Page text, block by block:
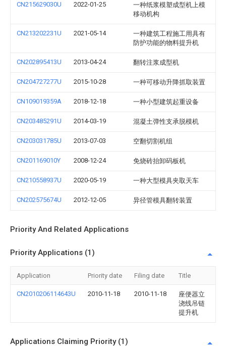
CN215629030U 2022-01-25
一种纸浆模塑成型机上模
移动机构
CN213202231U 2021-05-14
一种建筑工程施工用具有
防护功能的物料提升机
CN202895413U 2013-04-24 翻转注浆成型机
CN204727277U 2015-10-28 一种可移动升降抓取装置
CN109019359A 2018-12-18 一种小型建筑起重设备
CN203485291U 2014-03-19 混凝土弹性支承脱模机
CN203031785U 2013-07-03 空翻切割机组
CN201169010Y 2008-12-24 免烧砖抬卸码板机
CN210558937U 2020-05-19 一种大型模具夹取天车
CN202575674U 2012-12-05 异径管模具翻转装置
Priority And Related Applications
Priority Applications (1)
Application Priority date Filing date Title
CN2010206114643U 2010-11-18 2010-11-18
座便器立
浇线吊链
提升机
Applications Claiming Priority (1)